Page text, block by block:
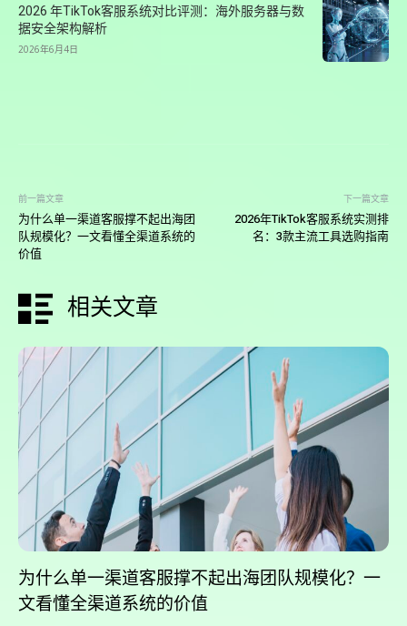
2026 年TikTok客服系统对比评测：海外服务器与数
据安全架构解析
2026年6月4日
前一篇文章
为什么单一渠道客服撑不起出海团
队规模化？一文看懂全渠道系统的
价值
下一篇文章
2026年TikTok客服系统实测排
名：3款主流工具选购指南
相关文章
为什么单一渠道客服撑不起出海团队规模化？一
文看懂全渠道系统的价值